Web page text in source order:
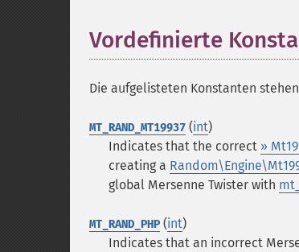
Vordefinierte
Die aufgelisteten Konstanten
MT_RAND_MT19937 (int)
Indicates that the correct »
creating a
global Mersenne Twister with
MT_RAND_PHP (int)
Indicates that an incorrect